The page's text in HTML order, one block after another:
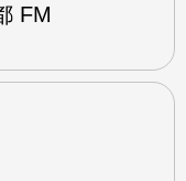
FM